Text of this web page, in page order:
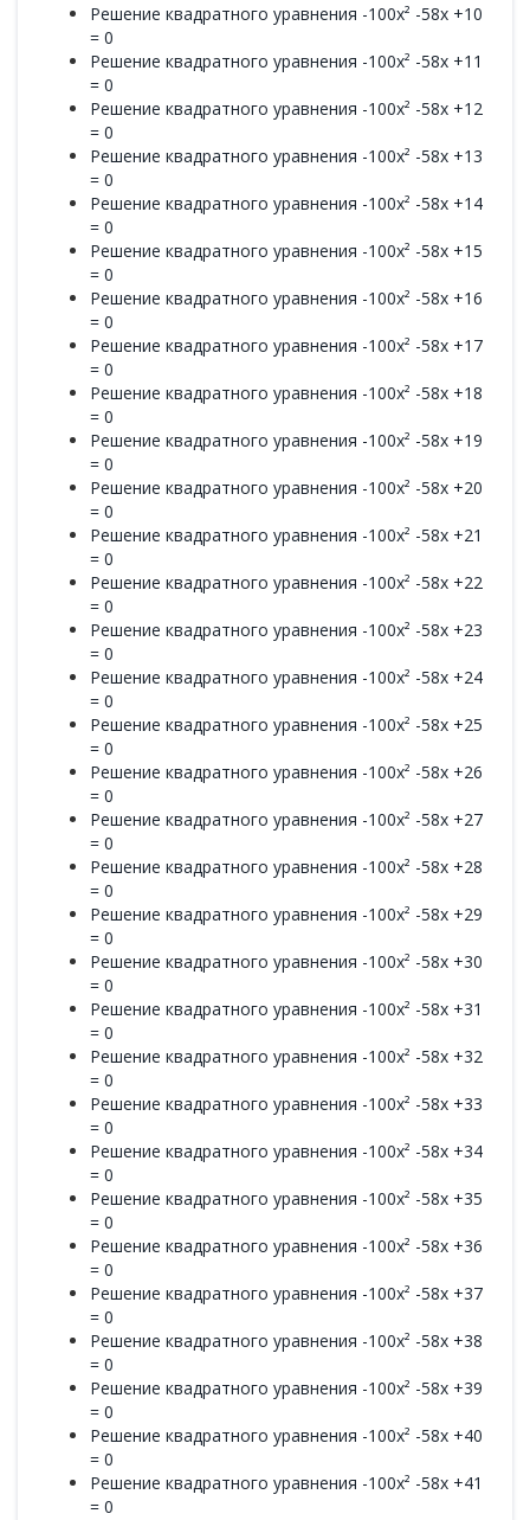
Решение квадратного уравнения -100x² -58x +10
= 0
Решение квадратного уравнения -100x² -58x +11
= 0
Решение квадратного уравнения -100x² -58x +12
= 0
Решение квадратного уравнения -100x² -58x +13
= 0
Решение квадратного уравнения -100x² -58x +14
= 0
Решение квадратного уравнения -100x² -58x +15
= 0
Решение квадратного уравнения -100x² -58x +16
= 0
Решение квадратного уравнения -100x² -58x +17
= 0
Решение квадратного уравнения -100x² -58x +18
= 0
Решение квадратного уравнения -100x² -58x +19
= 0
Решение квадратного уравнения -100x² -58x +20
= 0
Решение квадратного уравнения -100x² -58x +21
= 0
Решение квадратного уравнения -100x² -58x +22
= 0
Решение квадратного уравнения -100x² -58x +23
= 0
Решение квадратного уравнения -100x² -58x +24
= 0
Решение квадратного уравнения -100x² -58x +25
= 0
Решение квадратного уравнения -100x² -58x +26
= 0
Решение квадратного уравнения -100x² -58x +27
= 0
Решение квадратного уравнения -100x² -58x +28
= 0
Решение квадратного уравнения -100x² -58x +29
= 0
Решение квадратного уравнения -100x² -58x +30
= 0
Решение квадратного уравнения -100x² -58x +31
= 0
Решение квадратного уравнения -100x² -58x +32
= 0
Решение квадратного уравнения -100x² -58x +33
= 0
Решение квадратного уравнения -100x² -58x +34
= 0
Решение квадратного уравнения -100x² -58x +35
= 0
Решение квадратного уравнения -100x² -58x +36
= 0
Решение квадратного уравнения -100x² -58x +37
= 0
Решение квадратного уравнения -100x² -58x +38
= 0
Решение квадратного уравнения -100x² -58x +39
= 0
Решение квадратного уравнения -100x² -58x +40
= 0
Решение квадратного уравнения -100x² -58x +41
= 0